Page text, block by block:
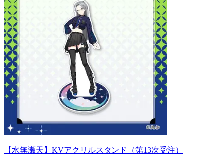
【水無瀬天】KVアクリルスタンド（第13次受注）